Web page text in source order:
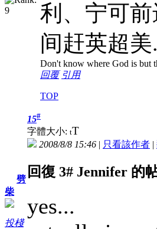
利、宁可
间赶英超美
Don't know where God is but
回覆 引用
TOP
劈
柴
投棧
15#
字體大小: tT
2008/8/8 15:46 | 只看該作者 |
回復 3# Jennifer 的
yes...